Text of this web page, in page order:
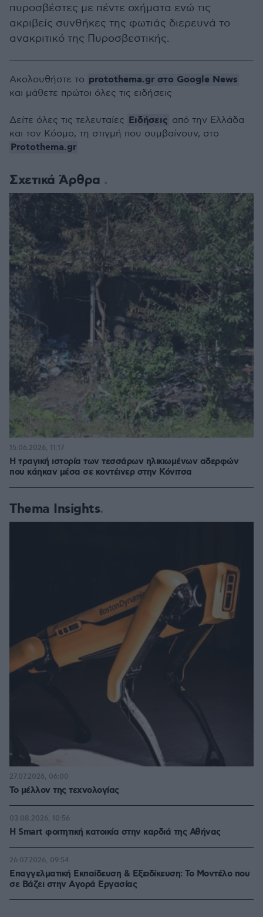
πυροσβέστες με πέντε οχήματα ενώ τις
ακριβείς συνθήκες της φωτιάς διερευνά το
ανακριτικό της Πυροσβεστικής.
Σχετικά Άρθρα
Η τραγική ιστορία των τεσσάρων ηλικιωμένων αδερφών
που κάηκαν μέσα σε κοντέινερ στην Κόνιτσα
15.06.2026, 11:17
Thema Insights
Το μέλλον της τεχνολογίας
27.07.2026, 06:00
Η Smart φοιτητική κατοικία στην καρδιά της Αθήνας
03.08.2026, 10:56
Επαγγελματική Εκπαίδευση & Εξειδίκευση: Το Mοντέλο που
σε Bάζει στην Aγορά Eργασίας
26.07.2026, 09:54
Ακολουθήστε το protothema.gr στο Google News
και μάθετε πρώτοι όλες τις ειδήσεις
Δείτε όλες τις τελευταίες Ειδήσεις από την Ελλάδα
και τον Κόσμο, τη στιγμή που συμβαίνουν, στο
Protothema.gr